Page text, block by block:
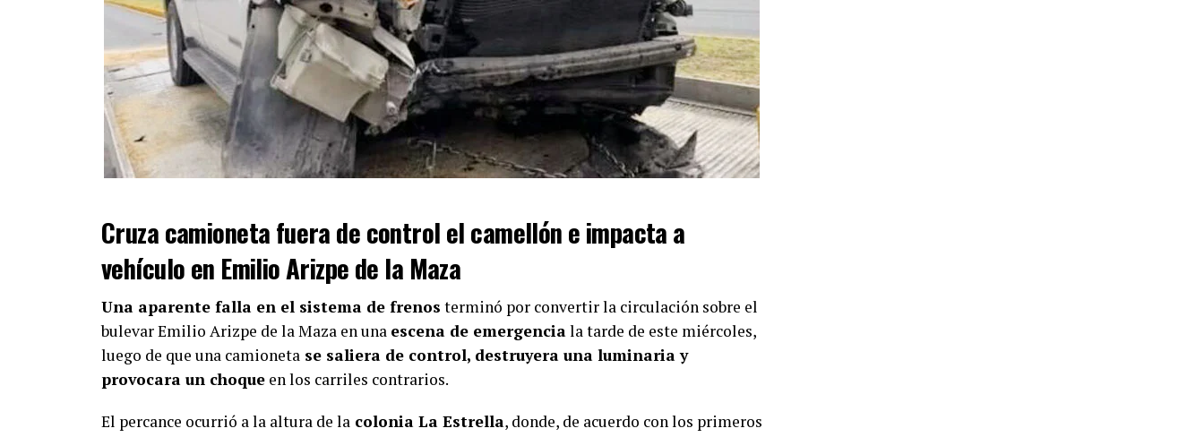
Cruza camioneta fuera de control el camellón e impacta a
vehículo en Emilio Arizpe de la Maza
Una aparente falla en el sistema de frenos terminó por convertir la circulación sobre el
bulevar Emilio Arizpe de la Maza en una escena de emergenciala tarde de este miércoles,
luego de que una camioneta se saliera de control, destruyera una luminaria y
provocara un choque en los carriles contrarios.
El percance ocurrió a la altura de la colonia La Estrella, donde, de acuerdo con los primeros